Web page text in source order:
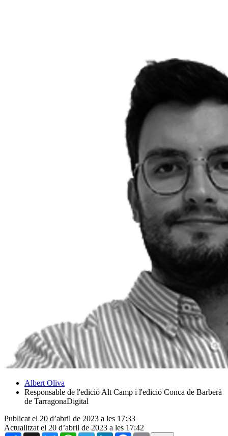
Albert Oliva
Responsable de l'edició Alt Camp i l'edició Conca de Barberà
de TarragonaDigital
Publicat el 20 d’abril de 2023 a les 17:33
Actualitzat el 20 d’abril de 2023 a les 17:42